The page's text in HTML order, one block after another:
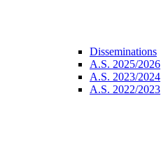
Disseminations
A.S. 2025/2026
A.S. 2023/2024
A.S. 2022/2023